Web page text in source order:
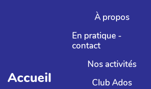
Aller au contenu principal
Accueil
À propos
En pratique -
contact
Nos activités
Club Ados